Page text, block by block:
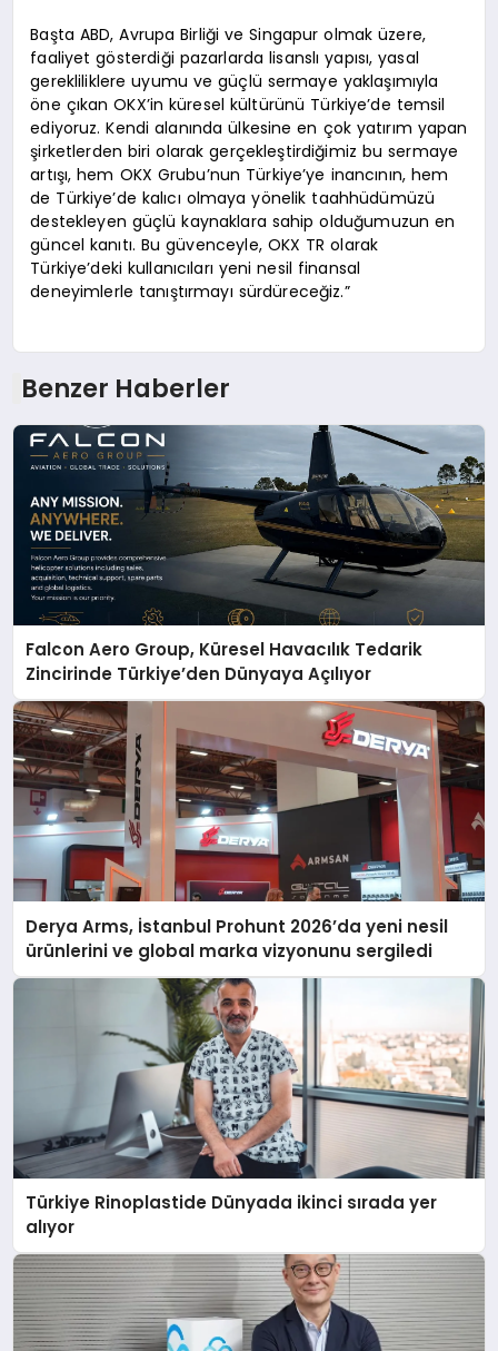
Başta ABD, Avrupa Birliği ve Singapur olmak üzere,
faaliyet gösterdiği pazarlarda lisanslı yapısı, yasal
gerekliliklere uyumu ve güçlü sermaye yaklaşımıyla
öne çıkan OKX’in küresel kültürünü Türkiye’de temsil
ediyoruz. Kendi alanında ülkesine en çok yatırım yapan
şirketlerden biri olarak gerçekleştirdiğimiz bu sermaye
artışı, hem OKX Grubu’nun Türkiye’ye inancının, hem
de Türkiye’de kalıcı olmaya yönelik taahhüdümüzü
destekleyen güçlü kaynaklara sahip olduğumuzun en
güncel kanıtı. Bu güvenceyle, OKX TR olarak
Türkiye’deki kullanıcıları yeni nesil finansal
deneyimlerle tanıştırmayı sürdüreceğiz.”
Benzer Haberler
Falcon Aero Group, Küresel Havacılık Tedarik
Zincirinde Türkiye’den Dünyaya Açılıyor
Derya Arms, İstanbul Prohunt 2026’da yeni nesil
ürünlerini ve global marka vizyonunu sergiledi
Türkiye Rinoplastide Dünyada ikinci sırada yer
alıyor